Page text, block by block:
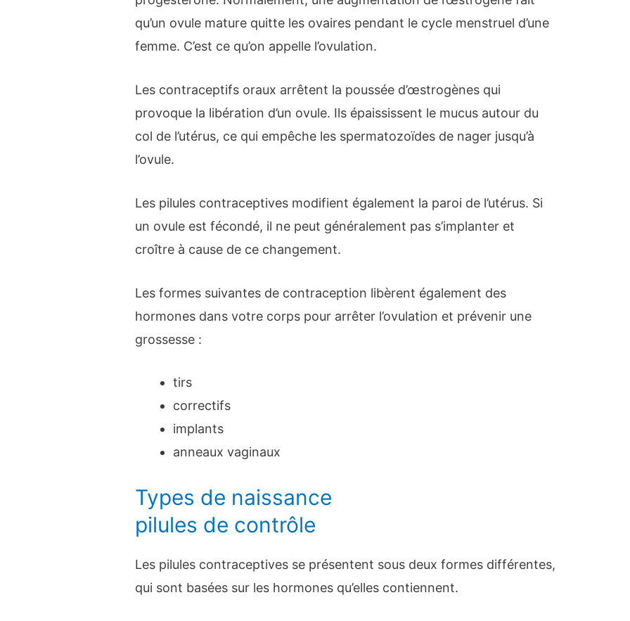
qu’un ovule mature quitte les ovaires pendant le cycle menstruel d’une
femme. C’est ce qu’on appelle l’ovulation.
Les contraceptifs oraux arrêtent la poussée d’œstrogènes qui
provoque la libération d’un ovule. Ils épaississent le mucus autour du
col de l’utérus, ce qui empêche les spermatozoïdes de nager jusqu’à
l’ovule.
Les pilules contraceptives modifient également la paroi de l’utérus. Si
un ovule est fécondé, il ne peut généralement pas s’implanter et
croître à cause de ce changement.
Les formes suivantes de contraception libèrent également des
hormones dans votre corps pour arrêter l’ovulation et prévenir une
grossesse :
tirs
correctifs
implants
anneaux vaginaux
Types de naissance
pilules de contrôle
Les pilules contraceptives se présentent sous deux formes différentes,
qui sont basées sur les hormones qu’elles contiennent.